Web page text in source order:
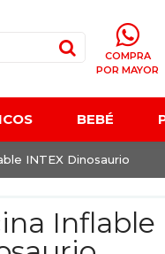
COMPRA
POR MAYOR
BEBÉ
INTEX Dinosaurio
Inflable